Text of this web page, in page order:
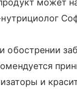
может
обострении
и